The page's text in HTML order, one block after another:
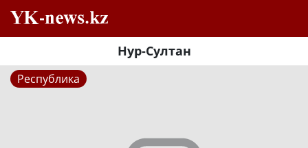
Нур-Султан
Республика